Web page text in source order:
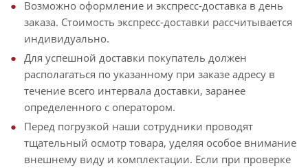
Возможно оформление и экспресс-доставка в день
заказа. Стоимость экспресс-доставки рассчитывается
индивидуально.
Для успешной доставки покупатель должен
располагаться по указанному при заказе адресу в
течение всего интервала доставки, заранее
определенного с оператором.
Перед погрузкой наши сотрудники проводят
тщательный осмотр товара, уделяя особое внимание
внешнему виду и комплектации. Если при проверке